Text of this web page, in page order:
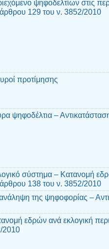
ψηφοδελτίων στις
129 του ν. 3852/2010
προτίμησης
ψηφοδέλτια –
σύστημα – Κατανομή
138 του ν. 3852/2010
της ψηφοφορίας –
εδρών ανά εκλογική
2010